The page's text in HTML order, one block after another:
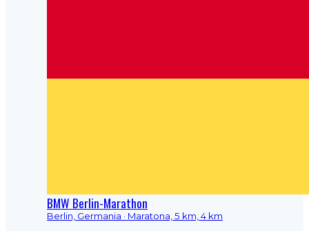
BMW Berlin-Marathon
Berlin, Germania · Maratona, 5 km, 4 km